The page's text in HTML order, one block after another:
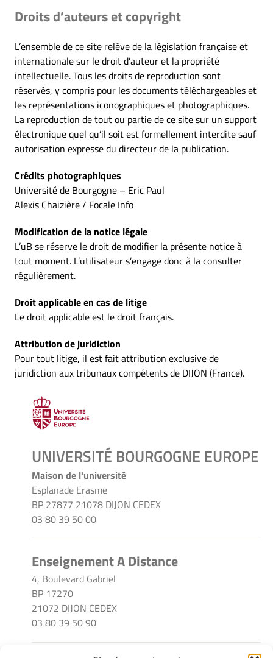
Droits d’auteurs et copyright
L’ensemble de ce site relève de la législation française et
internationale sur le droit d’auteur et la propriété
intellectuelle. Tous les droits de reproduction sont
réservés, y compris pour les documents téléchargeables et
les représentations iconographiques et photographiques.
La reproduction de tout ou partie de ce site sur un support
électronique quel qu’il soit est formellement interdite sauf
autorisation expresse du directeur de la publication.
Crédits photographiques
Université de Bourgogne – Eric Paul
Alexis Chaizière / Focale Info
Modification de la notice légale
L’uB se réserve le droit de modifier la présente notice à
tout moment. L’utilisateur s’engage donc à la consulter
régulièrement.
Droit applicable en cas de litige
Le droit applicable est le droit français.
Attribution de juridiction
Pour tout litige, il est fait attribution exclusive de
juridiction aux tribunaux compétents de DIJON (France).
UNIVERSITÉ BOURGOGNE EUROPE
Maison de l'université
Esplanade Erasme
BP 27877 21078 DIJON CEDEX
03 80 39 50 00
Enseignement A Distance
4, Boulevard Gabriel
BP 17270
21072 DIJON CEDEX
03 80 39 50 90